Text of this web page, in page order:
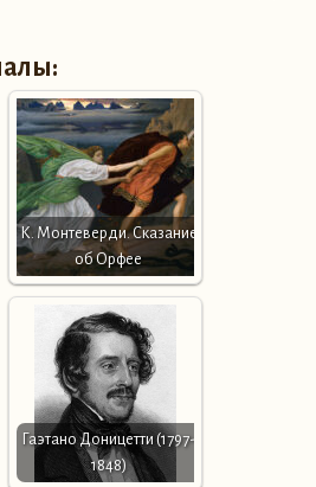
К. Монтеверди. Сказание
об Орфее
Гаэтано Доницетти (1797-
1848)